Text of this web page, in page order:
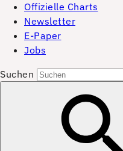
Offizielle Charts
Newsletter
E-Paper
Jobs
Suchen